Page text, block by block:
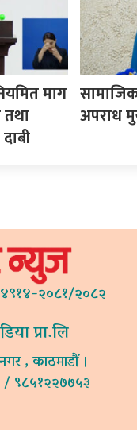
माग
अपराध
२०८१/२०८२
प्रा.लि
, काठमाडौं ।
९८५१२२७७५३